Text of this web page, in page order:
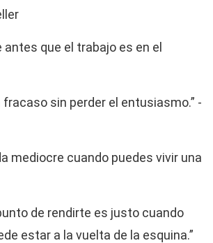
que el trabajo es en el
sin perder el entusiasmo.” -
mediocre cuando puedes vivir una
de rendirte es justo cuando
estar a la vuelta de la esquina.”